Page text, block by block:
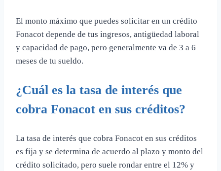
El monto máximo que puedes solicitar en un crédito
Fonacot depende de tus ingresos, antigüedad laboral
y capacidad de pago, pero generalmente va de 3 a 6
meses de tu sueldo.
¿Cuál es la tasa de interés que
cobra Fonacot en sus créditos?
La tasa de interés que cobra Fonacot en sus créditos
es fija y se determina de acuerdo al plazo y monto del
crédito solicitado, pero suele rondar entre el 12% y